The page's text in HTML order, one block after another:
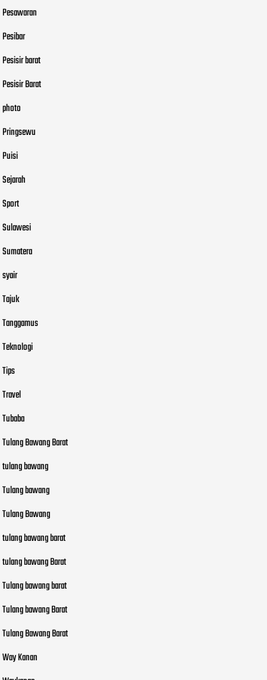
Pesawaran
Pesibar
Pesisir barat
Pesisir Barat
photo
Pringsewu
Puisi
Sejarah
Sport
Sulawesi
Sumatera
syair
Tajuk
Tanggamus
Teknologi
Tips
Travel
Tubaba
Tulang Bawang Barat
tulang bawang
Tulang bawang
Tulang Bawang
tulang bawang barat
tulang bawang Barat
Tulang bawang barat
Tulang bawang Barat
Tulang Bawang Barat
Way Kanan